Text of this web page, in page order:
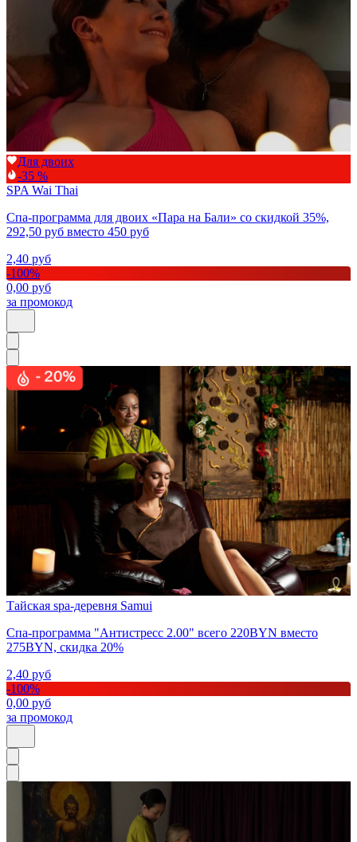
Для двоих
-35 %
SPA Wai Thai
Спа-программа для двоих «Пара на Бали» со скидкой 35%,
292,50 руб вместо 450 руб
2,40 руб
-100%
0,00 руб
за промокод
Тайская spa-деревня Samui
Спа-программа "Антистресс 2.00" всего 220BYN вместо
275BYN, скидка 20%
2,40 руб
-100%
0,00 руб
за промокод